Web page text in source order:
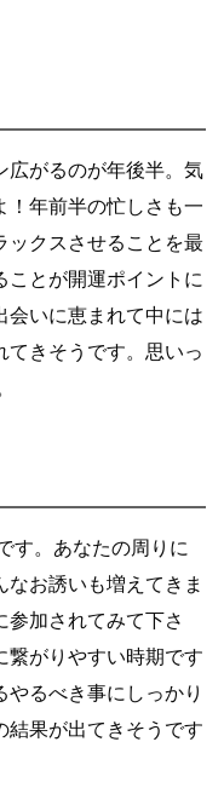
広がるのが年後半。気
！年前半の忙しさも一
ックスさせることを最
ことが開運ポイントに
会いに恵まれて中には
てきそうです。思いっ
す。あなたの周りに
お誘いも増えてきま
参加されてみて下さ
繋がりやすい時期です
るべき事にしっかり
結果が出てきそうです